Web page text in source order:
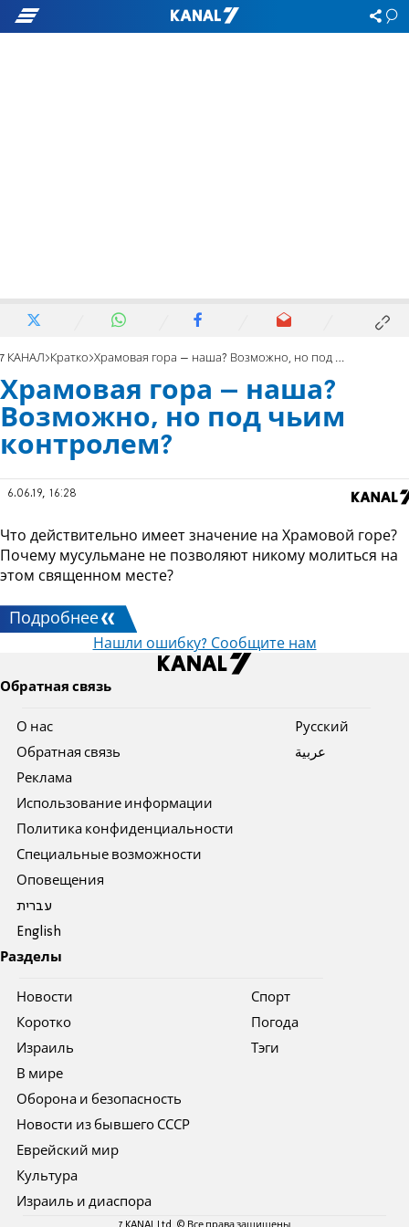
7 КАНАЛ Кратко Храмовая гора – наша? Возможно, но под чьим контролем?
Храмовая гора – наша?
Возможно, но под чьим
контролем?
6.06.19, 16:28
Что действительно имеет значение на Храмовой горе?
Почему мусульмане не позволяют никому молиться на
этом священном месте?
Подробнее
Нашли ошибку? Сообщите нам
Обратная связь
О нас
Обратная связь
Реклама
Использование информации
Политика конфиденциальности
Специальные возможности
Оповещения
עברית
English
Pусский
عربية
Разделы
Новости
Коротко
Израиль
В мире
Оборона и безопасность
Новости из бывшего СССР
Еврейский мир
Культура
Израиль и диаспора
Спорт
Погода
Тэги